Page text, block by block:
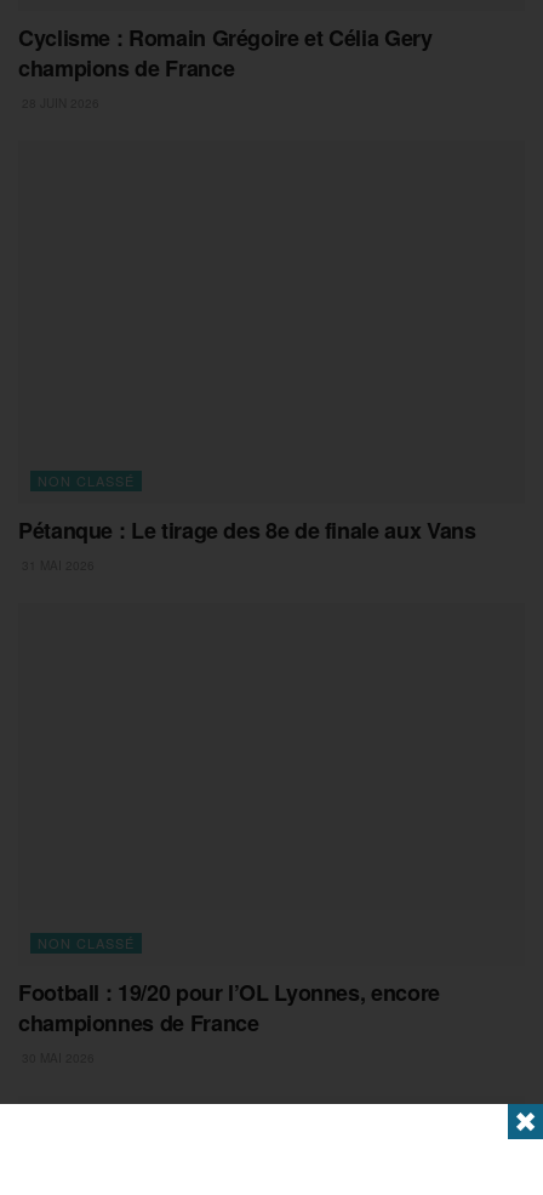
Cyclisme : Romain Grégoire et Célia Gery
champions de France
NON CLASSÉ
Pétanque : Le tirage des 8e de finale aux Vans
NON CLASSÉ
Football : 19/20 pour l’OL Lyonnes, encore
championnes de France
✖